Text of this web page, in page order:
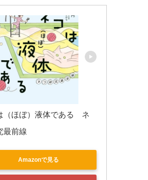
（ほぼ）液体である　ネ
最前線
Amazonで見る